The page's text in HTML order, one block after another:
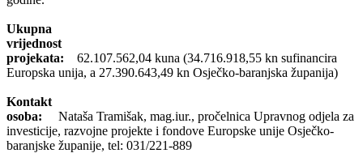
Ukupna
vrijednost
projekata: 62.107.562,04 kuna (34.716.918,55 kn sufinancira
Europska unija, a 27.390.643,49 kn Osječko-baranjska županija)
Kontakt
osoba: Nataša Tramišak, mag.iur., pročelnica Upravnog odjela za
investicije, razvojne projekte i fondove Europske unije Osječko-
baranjske županije, tel: 031/221-889